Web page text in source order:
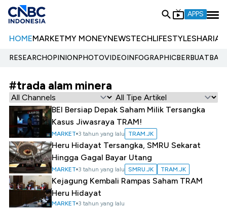
APPS
HOMEMARKETMY MONEYNEWSTECHLIFESTYLESHARIA
RESEARCHOPINIONPHOTOVIDEOINFOGRAPHIC
#trada alam minera
BEI Bersiap Depak Saham Milik Tersangka
Kasus Jiwasraya TRAM!
MARKET 3 tahun yang lalu TRAM.JK
Heru Hidayat Tersangka, SMRU Sekarat
Hingga Gagal Bayar Utang
MARKET 3 tahun yang lalu SMRU.JK TRAM.JK
Kejagung Kembali Rampas Saham TRAM
Heru Hidayat
MARKET 3 tahun yang lalu